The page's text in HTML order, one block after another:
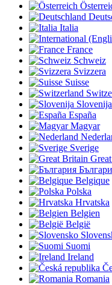
Italia
France
Schweiz
Svizzera
Suisse
Slovenija
España
Magyar
Sverige
Belgique
Polska
Hrvatska
Belgien
België
Suomi
Ireland
Romania